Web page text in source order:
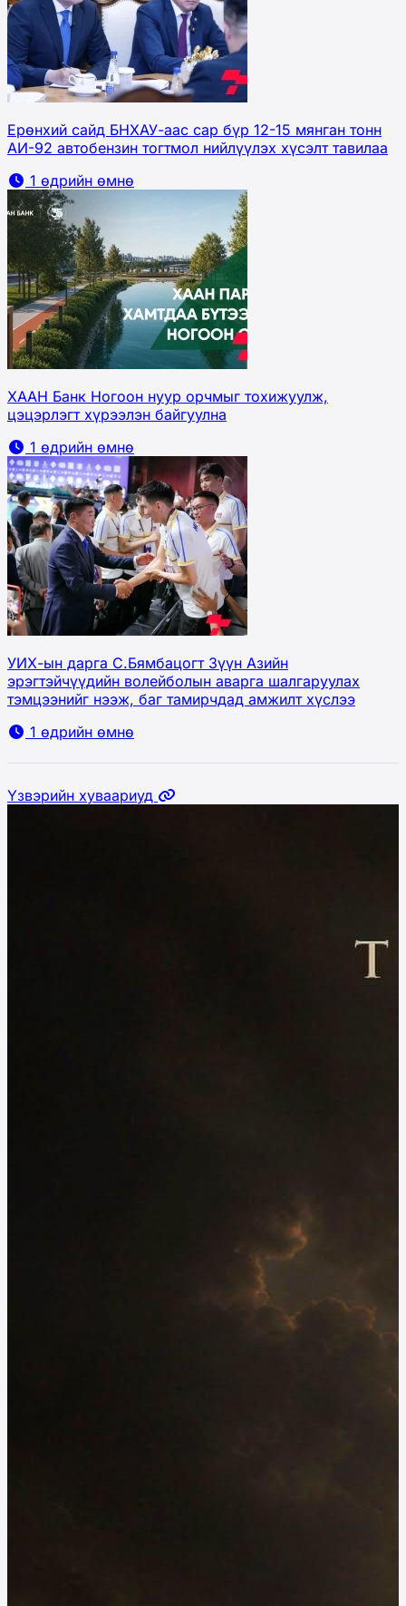
Ерөнхий сайд БНХАУ-аас сар бүр 12-15 мянган тонн
АИ-92 автобензин тогтмол нийлүүлэх хүсэлт тавилаа
1 өдрийн өмнө
ХААН Банк Ногоон нуур орчмыг тохижуулж,
цэцэрлэгт хүрээлэн байгуулна
1 өдрийн өмнө
УИХ-ын дарга С.Бямбацогт Зүүн Азийн
эрэгтэйчүүдийн волейболын аварга шалгаруулах
тэмцээнийг нээж, баг тамирчдад амжилт хүслээ
1 өдрийн өмнө
Үзвэрийн хуваариуд